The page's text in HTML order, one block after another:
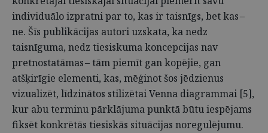
individuālo izpratni par to, kas ir taisnīgs, bet kas –
ne. Šīs publikācijas autori uzskata, ka nedz
taisnīguma, nedz tiesiskuma koncepcijas nav
pretnostatāmas – tām piemīt gan kopējie, gan
atšķirīgie elementi, kas, mēģinot šos jēdzienus
vizualizēt, līdzinātos stilizētai Venna diagrammai [5],
kur abu terminu pārklājuma punktā būtu iespējams
fiksēt konkrētās tiesiskās situācijas noregulējumu.